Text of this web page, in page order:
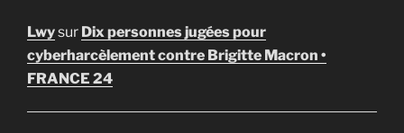
Lwysur Dix personnes jugées pour
cyberharcèlement contre Brigitte Macron •
FRANCE 24